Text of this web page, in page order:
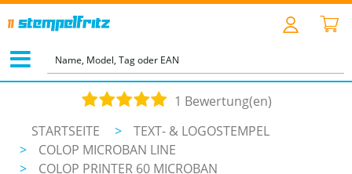
1 Bewertung(en)
STARTSEITE
>
TEXT- & LOGOSTEMPEL
>
COLOP MICROBAN LINE
>
COLOP PRINTER 60 MICROBAN